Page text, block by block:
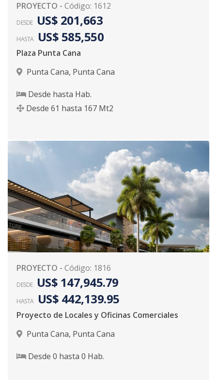
PROYECTO - Código: 1612
DESDE US$ 201,663
HASTA US$ 585,550
Plaza Punta Cana
Punta Cana, Punta Cana
Desde hasta Hab.
Desde 61 hasta 167 Mt2
PROYECTO - Código: 1816
DESDE US$ 147,945.79
HASTA US$ 442,139.95
Proyecto de Locales y Oficinas Comerciales
Punta Cana, Punta Cana
Desde 0 hasta 0 Hab.